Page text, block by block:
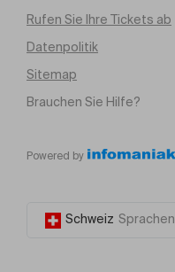
Rufen Sie Ihre Tickets ab
Datenpolitik
Sitemap
Brauchen Sie Hilfe?
Powered by
Schweiz Sprachen